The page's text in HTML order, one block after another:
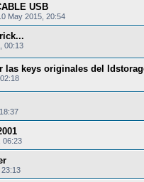
USB
May 2015, 20:54
00:13
las keys originales del
06:23
23:13